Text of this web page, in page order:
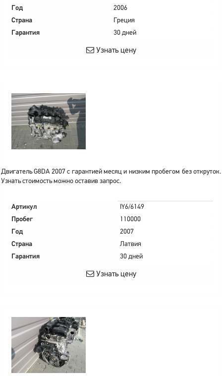
Год
2006
Страна
Греция
Гарантия
30 дней
Узнать цену
Двигатель G8DA 2007 с гарантией месяц и низким пробегом без откруток.
Узнать стоимость можно оставив запрос.
Артикул
IY6/6149
Пробег
110000
Год
2007
Страна
Латвия
Гарантия
30 дней
Узнать цену